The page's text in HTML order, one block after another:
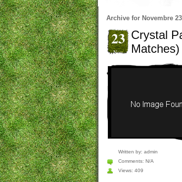
Archive for Novembre
23
Nov
Crystal
Matches)
Written by: admin
Comments: N/A
Views: 409